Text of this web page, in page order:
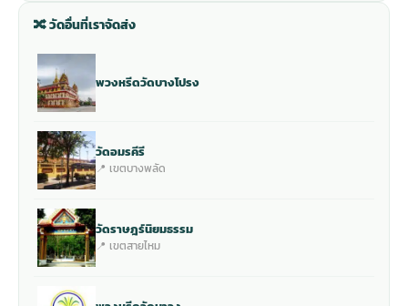
🔀 วัดอื่นที่เราจัดส่ง
พวงหรีดวัดบางโปรง
วัดอมรคีรี
📍 เขตบางพลัด
วัดราษฎร์นิยมธรรม
📍 เขตสายไหม